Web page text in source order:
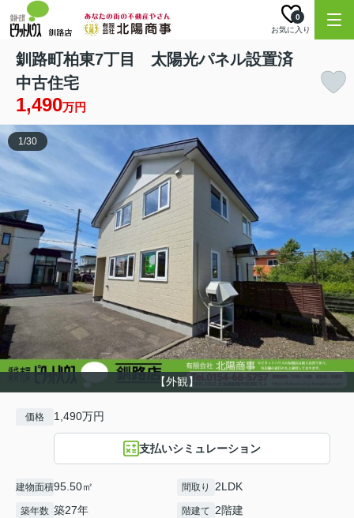
お気に入り
0
釧路町柏東7丁目 太陽光パネル設置済
中古住宅
1,490万円
【外観】
1/30
価格 1,490万円
支払いシミュレーション
建物面積95.50㎡ 間取り 2LDK
築年数 築27年 階建て 2階建